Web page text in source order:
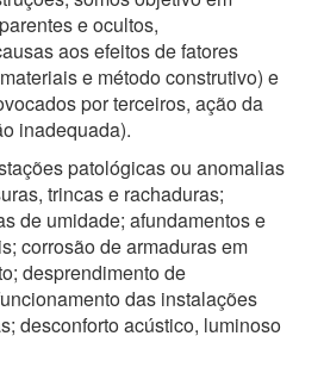
e ocultos,
aos efeitos de fatores
e método construtivo) e
por terceiros, ação da
inadequada).
patológicas ou anomalias
trincas e rachaduras;
de umidade; afundamentos e
corrosão de armaduras em
desprendimento de
das instalações
desconforto acústico, luminoso